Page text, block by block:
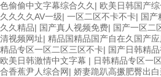
色偷偷中文字幕综合久久 | 欧美日韩国产
久久久久AV一级| 一区二区不卡不卡| 国产
久久精品| 国产真人视频免费| 国产一区二
清视频网址| 精品国精品国产自在久国产应
精品专区一区二区三区不卡| 国产日韩精
欧美日韩激情中文字幕 | 日韩精品专区一
合香蕉尹人综合网| 娇妻跪趴高撅肥臀出白